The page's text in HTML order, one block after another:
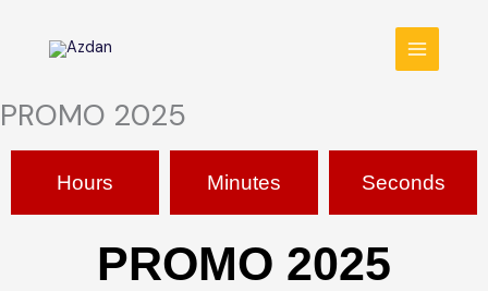
MENU
PROMO 2025
Hours Minutes Seconds
PROMO 2025